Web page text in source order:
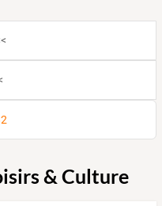
& Culture